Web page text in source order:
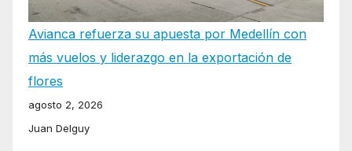
Avianca refuerza su apuesta por Medellín con
más vuelos y liderazgo en la exportación de
flores
agosto 2, 2026
Juan Delguy